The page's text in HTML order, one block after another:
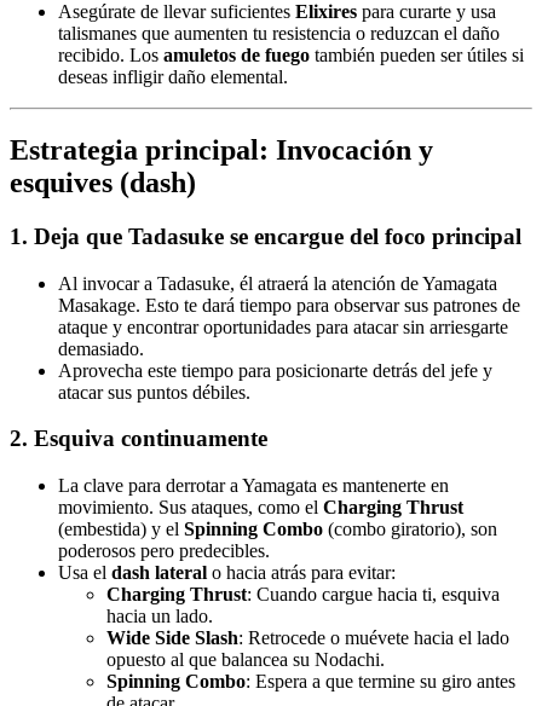
Asegúrate de llevar suficientes Elixires para curarte y usa
talismanes que aumenten tu resistencia o reduzcan el daño
recibido. Los amuletos de fuego también pueden ser útiles si
deseas infligir daño elemental.
Estrategia principal: Invocación y
esquives (dash)
1. Deja que Tadasuke se encargue del foco principal
Al invocar a Tadasuke, él atraerá la atención de Yamagata
Masakage. Esto te dará tiempo para observar sus patrones de
ataque y encontrar oportunidades para atacar sin arriesgarte
demasiado.
Aprovecha este tiempo para posicionarte detrás del jefe y
atacar sus puntos débiles.
2. Esquiva continuamente
La clave para derrotar a Yamagata es mantenerte en
movimiento. Sus ataques, como el Charging Thrust
(embestida) y el Spinning Combo (combo giratorio), son
poderosos pero predecibles.
Usa el dash lateral o hacia atrás para evitar:
Charging Thrust: Cuando cargue hacia ti, esquiva
hacia un lado.
Wide Side Slash: Retrocede o muévete hacia el lado
opuesto al que balancea su Nodachi.
Spinning Combo: Espera a que termine su giro antes